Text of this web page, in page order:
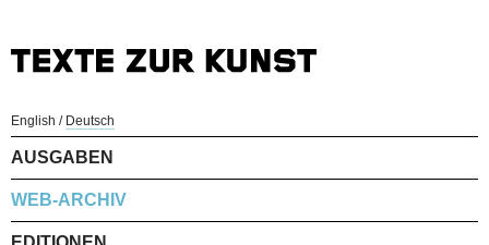
English / Deutsch
AUSGABEN
WEB-ARCHIV